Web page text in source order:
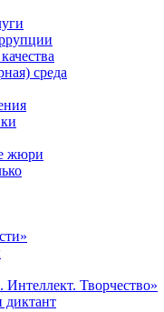
среда
жюри
Творчество»
диктант